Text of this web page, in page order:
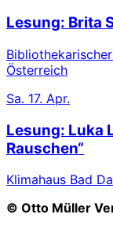
Lesung: Brita
Österreich
Sa. 17. Apr.
Lesung: Luka
Rauschen“
Klimahaus Bad
© Otto Müller